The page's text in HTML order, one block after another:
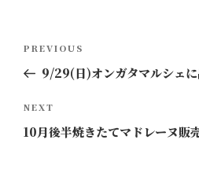
ナ
ビ
ゲ
Previous
Post
PREVIOUS
9/29(日)オンガタマルシェに
Next
Post
NEXT
10月後半焼きたてマドレーヌ販